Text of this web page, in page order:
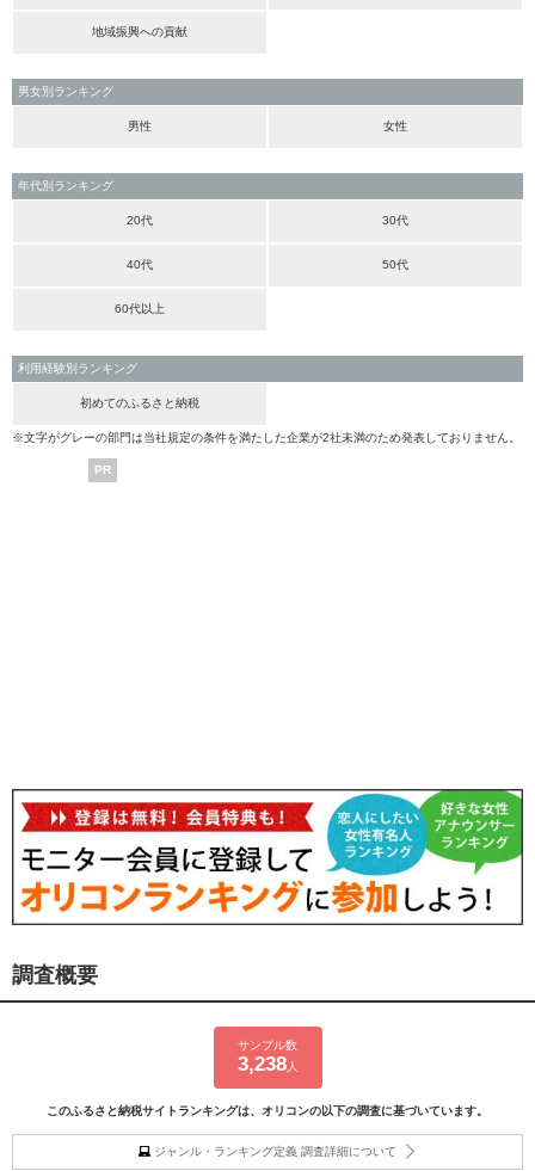
地域振興への貢献
男女別ランキング
男性 女性
年代別ランキング
20代 30代
40代 50代
60代以上
利用経験別ランキング
初めてのふるさと納税
※文字がグレーの部門は当社規定の条件を満たした企業が2社未満のため発表しておりません。
PR
調査概要
サンプル数
3,238人
このふるさと納税サイトランキングは、オリコンの以下の調査に基づいています。
ジャンル・ランキング定義 調査詳細について